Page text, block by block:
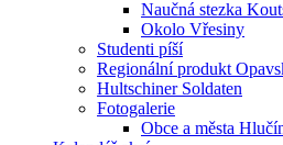
Naučná stezka
Okolo Vřesiny
Studenti píší
Regionální produkt
Hultschiner Soldaten
Fotogalerie
Obce a města